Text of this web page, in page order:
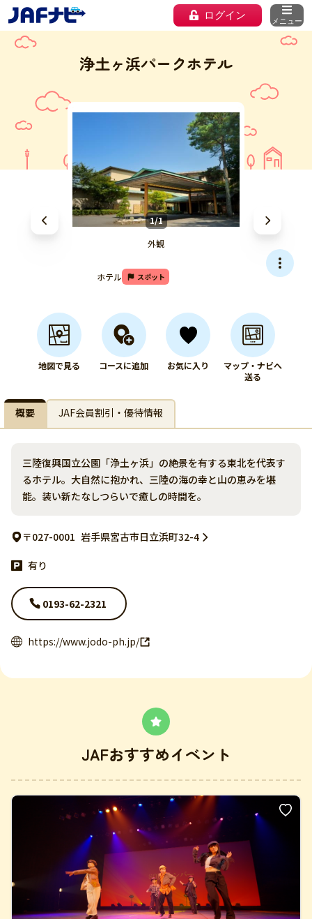
ログイン メニュー
浄土ヶ浜パークホテル
1/1
外観
ホテル スポット
地図で見る コースに追加 お気に入り
マップ・ナビへ
送る
概要 JAF会員割引・優待情報
三陸復興国立公園「浄土ヶ浜」の絶景を有する東北を代表す
るホテル。大自然に抱かれ、三陸の海の幸と山の恵みを堪
能。装い新たなしつらいで癒しの時間を。
〒027-0001 岩手県宮古市日立浜町32-4
有り
0193-62-2321
https://www.jodo-ph.jp/
JAFおすすめイベント